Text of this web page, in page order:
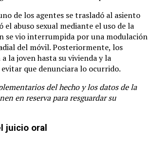
de los agentes se trasladó al asiento
el abuso sexual mediante el uso de la
se vio interrumpida por una modulación
del móvil. Posteriormente, los
la joven hasta su vivienda y la
que denunciara lo ocurrido.
del hecho y los datos de la
en reserva para resguardar su
juicio oral